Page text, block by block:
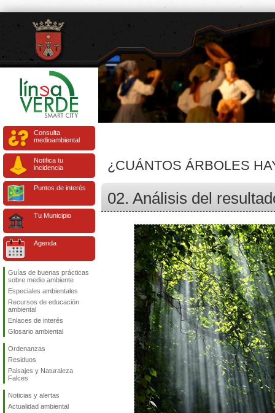
Consulta
medioambiental
Notifica tu
incidencia
Puntos de interés
Tu Municipio
Agenda
Guías de buenas prácticas
sobre medio ambiente
Especiales ambientales
Recursos de educación
ambiental
Enlaces de interés
Glosario ambiental
Ordenanzas
Residuos
Paisajes y Naturaleza
Falces
Noticias y alertas
Actualidad ambiental
¿CUÁNTOS ÁRBOLES
02. Análisis del